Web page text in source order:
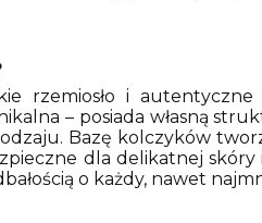
rzemiosło i
– posiada własną
Bazę kolczyków
dla delikatnej skóry
o każdy, nawet